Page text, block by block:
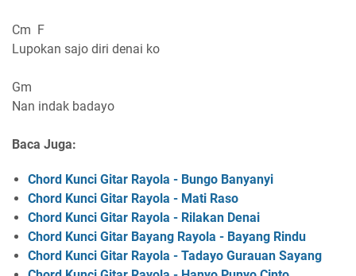
Cm F
Lupokan sajo diri denai ko
Gm
Nan indak badayo
Baca Juga:
Chord Kunci Gitar Rayola - Bungo Banyanyi
Chord Kunci Gitar Rayola - Mati Raso
Chord Kunci Gitar Rayola - Rilakan Denai
Chord Kunci Gitar Bayang Rayola - Bayang Rindu
Chord Kunci Gitar Rayola - Tadayo Gurauan Sayang